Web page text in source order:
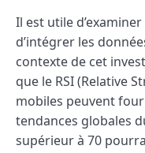
Il est utile
d’intégrer les
contexte de cet
que le RSI (Relative
mobiles peuvent
tendances globales
supérieur à 70